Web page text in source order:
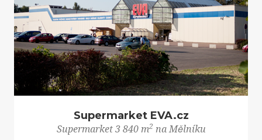
Supermarket EVA.cz
Supermarket 3 840 m2 na Mělníku